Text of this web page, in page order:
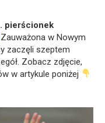
pierścionek
Zauważona w Nowym
zaczęli szeptem
Zobacz zdjęcie,
w artykule poniżej